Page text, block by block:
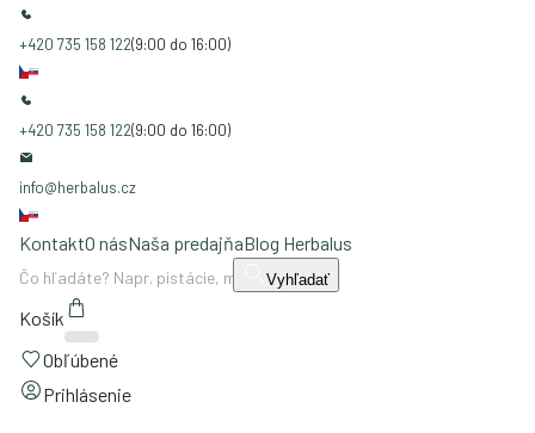
+420 735 158 122(9:00 do 16:00)
+420 735 158 122(9:00 do 16:00)
info@herbalus.cz
KontaktO násNaša predajňaBlog Herbalus
Vyhľadať
Košík
Obľúbené
Prihlásenie